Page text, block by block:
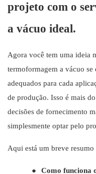
projeto com o
a vácuo ideal.
Agora você tem uma ideia
termoformagem a vácuo se
adequados para cada
de produção. Isso é mais
decisões de fornecimento
simplesmente optar pelo
Aqui está um breve
●
Como funciona